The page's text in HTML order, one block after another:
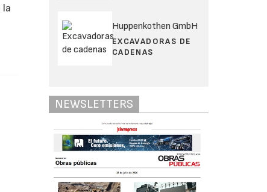
la
Huppenkothen GmbH
EXCAVADORAS DE
CADENAS
NEWSLETTERS